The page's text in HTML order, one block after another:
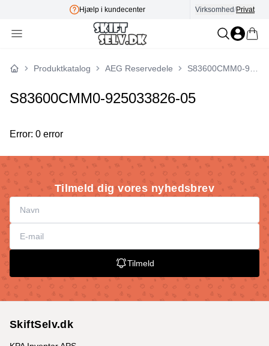
Hjælp i kundecenter E-mærket
Virksomhed/Privat
Forside
Produktkatalog AEG Reservedele
S83600CMM0-925033826-05
Error: 0 error
Tilmeld dig vores nyhedsbrev
Tilmeld
SkiftSelv.dk